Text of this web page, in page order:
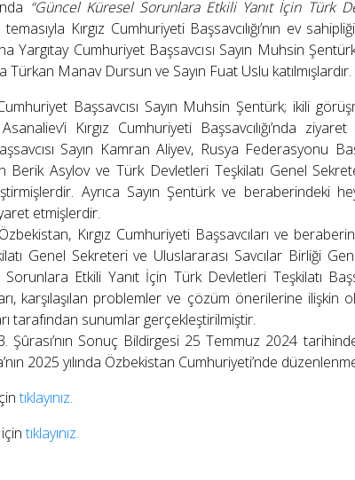
“Güncel Küresel Sorunlara Etkili Yanıt İçin Türk
Kırgız Cumhuriyeti Başsavcılığı’nın ev
Yargıtay Cumhuriyet Başsavcısı Sayın Muhsin
Türkan Manav Dursun ve Sayın Fuat Uslu katılmışlardır.
Başsavcısı Sayın Muhsin Şentürk; ikili
Kırgız Cumhuriyeti Başsavcılığı’nda
Sayın Kamran Aliyev, Rusya Federasyonu
Berik Asylov ve Türk Devletleri Teşkilatı Genel
Ayrıca Sayın Şentürk ve beraberindeki
etmişlerdir.
Kırgız Cumhuriyeti Başsavcıları ve
Genel Sekreteri ve Uluslararası Savcılar Birliği
Etkili Yanıt İçin Türk Devletleri Teşkilatı
karşılaşılan problemler ve çözüm önerilerine ilişkin
tarafından sunumlar gerçekleştirilmiştir.
Sonuç Bildirgesi 25 Temmuz 2024
2025 yılında Özbekistan Cumhuriyeti’nde
tıklayınız.
tıklayınız.